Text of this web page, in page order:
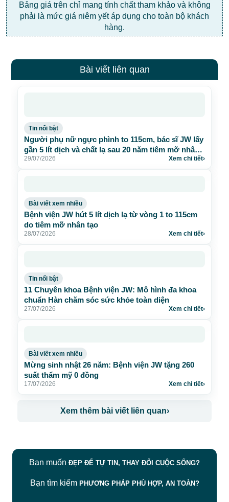
Bảng giá trên chỉ mang tính chất tham khảo và không
phải là mức giá niêm yết áp dụng cho toàn bộ khách
hàng.
Bài viết liên quan
Tin nổi bật
Người phụ nữ ngực phình to 115cm, bác sĩ JW lấy
gần 5 lít dịch và chất lạ sau 20 năm tiêm mỡ nhân
tạo
29/07/2026 Xem chi tiết›
Bài viết xem nhiều
Bệnh viện JW hút 5 lít dịch lạ từ vòng 1 to 115cm
do tiêm mỡ nhân tạo
28/07/2026 Xem chi tiết›
Tin nổi bật
11 Chuyên khoa Bệnh viện JW: Mô hình đa khoa
chuẩn Hàn chăm sóc sức khỏe toàn diện
27/07/2026 Xem chi tiết›
Bài viết xem nhiều
Mừng sinh nhật 26 năm: Bệnh viện JW tặng 260
suất thẩm mỹ 0 đồng
17/07/2026 Xem chi tiết›
Xem thêm bài viết liên quan›
Bạn muốn ĐẸP ĐỂ TỰ TIN, THAY ĐỔI CUỘC SỐNG?
Bạn tìm kiếm PHƯƠNG PHÁP PHÙ HỢP, AN TOÀN?